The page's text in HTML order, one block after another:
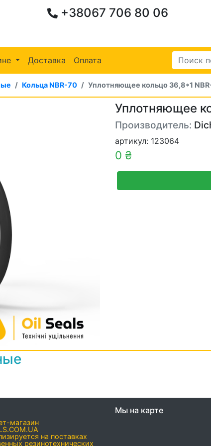
+38067 706 80 06
Доставка Оплата
Кольца NBR-70 Уплотняющее кольцо 36,8*1
Уплотняющее
Производитель:
артикул: 123064
0 ₴
магазин
на поставках
резинотехнических
Мы на карте